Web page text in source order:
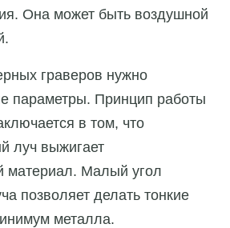
Она может быть воздушной
граверов нужно
параметры. Принцип работы
в том, что
луч выжигает
материал. Малый угол
позволяет делать тонкие
металла.